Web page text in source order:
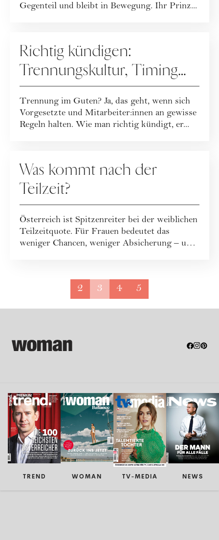
Gegenteil und bleibt in Bewegung. Ihr Prinz...
Richtig kündigen:
Trennungskultur, Timing
und Kommunikation
Trennung im Guten? Ja, das geht, wenn sich
Vorgesetzte und Mitarbeiter:innen an gewisse
Regeln halten. Wie man richtig kündigt, er...
Was kommt nach der
Teilzeit?
Österreich ist Spitzenreiter bei der weiblichen
Teilzeitquote. Für Frauen bedeutet das
weniger Chancen, weniger Absicherung – und
2 3 4 5
TREND WOMAN TV-MEDIA NEWS